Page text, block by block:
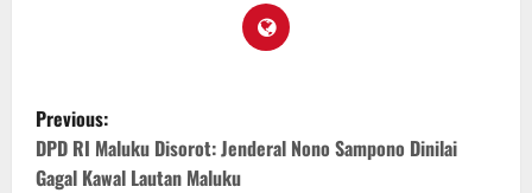
Previous:
DPD RI Maluku Disorot: Jenderal Nono Sampono Dinilai
Gagal Kawal Lautan Maluku